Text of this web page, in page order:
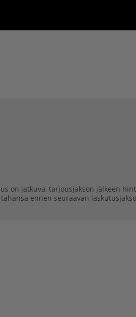
on jatkuva, tarjousjakson jälkeen
ennen seuraavan